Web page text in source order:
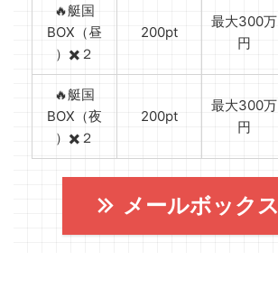
🔥艇国
BOX（昼
）✖️２
200pt
最大300万
円
🔥艇国
BOX（夜
）✖️２
200pt
最大300万
円
メールボックス